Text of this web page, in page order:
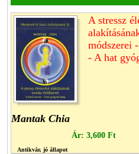
A stressz
módszerei
- A hat
Mantak Chia
Ár: 3,600 Ft
Antikvár, jó állapot